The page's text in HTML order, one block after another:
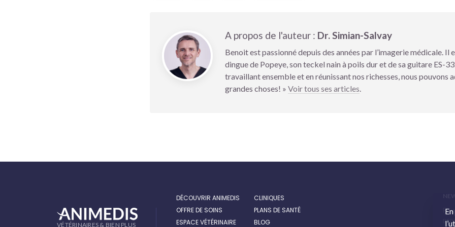
A propos de l'auteur : Dr. Simian-Salvay
Benoit est passionné depuis des années par l’imagerie médicale. Il
dingue de Popeye, son teckel nain à poils dur et de sa guitare ES-
travaillant ensemble et en réunissant nos richesses, nous pouvons
grandes choses! »Voir tous ses articles.
VÉTÉRINAIRES & BIEN PLUS
DÉCOUVRIR ANIMEDIS
CLINIQUES
OFFRE DE SOINS
PLANS DE SANTÉ
ESPACE VÉTÉRINAIRE
BLOG